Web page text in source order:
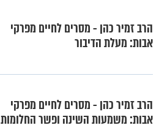
הרב זמיר כהן - מסרים לחיים מפרקי
אבות: מעלת הדיבור
הרב זמיר כהן - מסרים לחיים מפרקי
אבות: משמעות השינה ופשר החלומות